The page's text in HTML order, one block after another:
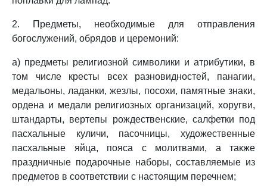
2. Предметы, необходимые для отправления
богослужений, обрядов и церемоний:
а) предметы религиозной символики и атрибутики, в
том числе кресты всех разновидностей, панагии,
медальоны, ладанки, жезлы, посохи, памятные знаки,
ордена и медали религиозных организаций, хоругви,
штандарты, вертепы рождественские, салфетки под
пасхальные куличи, пасочницы, художественные
пасхальные яйца, пояса с молитвами, а также
праздничные подарочные наборы, составляемые из
предметов в соответствии с настоящим перечнем;